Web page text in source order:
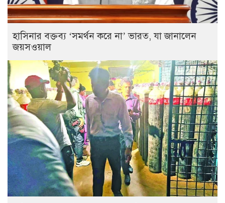
হাসিনার বক্তব্য ‘সমর্থন করে না’ ভারত, যা জানালেন
জয়সওয়াল